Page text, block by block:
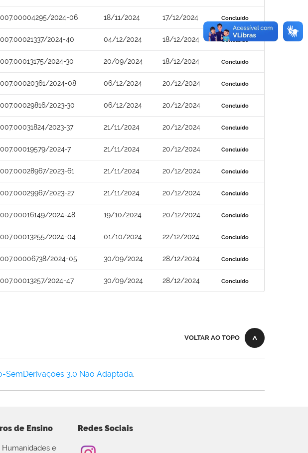
2024-06 18/11/2024 17/12/2024 Concluído
2024-40 04/12/2024 18/12/2024 Concluído
2024-30 20/09/2024 18/12/2024 Concluído
2024-08 06/12/2024 20/12/2024 Concluído
2023-30 06/12/2024 20/12/2024 Concluído
2023-37 21/11/2024 20/12/2024 Concluído
2024-7 21/11/2024 20/12/2024 Concluído
2023-61 21/11/2024 20/12/2024 Concluído
2023-27 21/11/2024 20/12/2024 Concluído
2024-48 19/10/2024 20/12/2024 Concluído
2024-04 01/10/2024 22/12/2024 Concluído
2024-05 30/09/2024 28/12/2024 Concluído
2024-47 30/09/2024 28/12/2024 Concluído
VOLTAR AO TOPO
SemDerivações 3.0 Não Adaptada.
de Ensino
Humanidades e
Redes Sociais